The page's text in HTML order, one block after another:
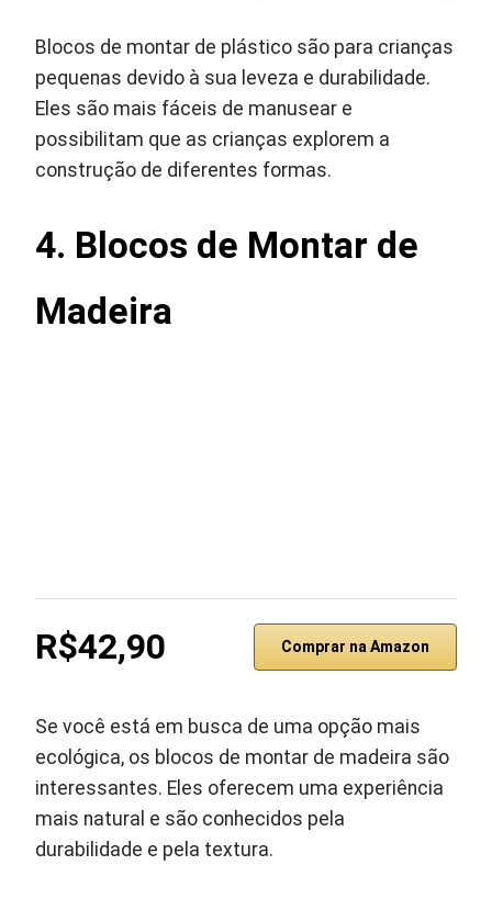
Blocos de montar de plástico são para crianças
pequenas devido à sua leveza e durabilidade.
Eles são mais fáceis de manusear e
possibilitam que as crianças explorem a
construção de diferentes formas.
4. Blocos de Montar de
Madeira
R$42,90 Comprar na Amazon
Se você está em busca de uma opção mais
ecológica, os blocos de montar de madeira são
interessantes. Eles oferecem uma experiência
mais natural e são conhecidos pela
durabilidade e pela textura.